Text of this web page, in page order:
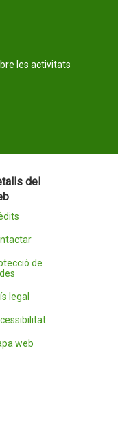
les activitats
del
de
legal
web